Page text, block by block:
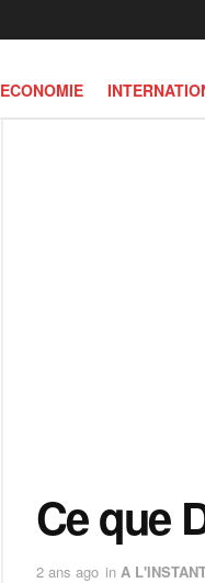
ECONOMIE
Ce que
2 ans ago in A